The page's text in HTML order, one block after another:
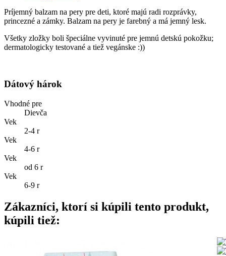
Príjemný balzam na pery pre deti, ktoré majú radi rozprávky,
princezné a zámky. Balzam na pery je farebný a má jemný lesk.
Všetky zložky boli špeciálne vyvinuté pre jemnú detskú pokožku;
dermatologicky testované a tiež vegánske :))
Dátový hárok
Vhodné pre
Dievča
Vek
2-4 r
Vek
4-6 r
Vek
od 6 r
Vek
6-9 r
Zákazníci, ktorí si kúpili tento produkt,
kúpili tiež: